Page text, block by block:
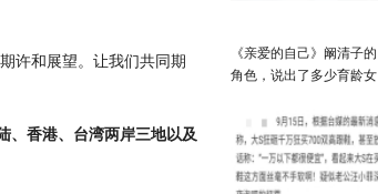
许和展望。让我们共同期
、香港、台湾两岸三地以及
《亲爱的自己》阚清子的
角色，说出了多少育龄女